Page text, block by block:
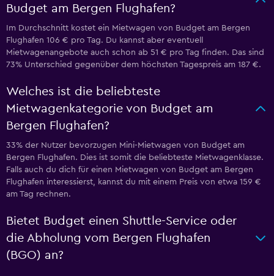
Budget am Bergen Flughafen?
Im Durchschnitt kostet ein Mietwagen von Budget am Bergen
Flughafen 106 € pro Tag. Du kannst aber eventuell
Mietwagenangebote auch schon ab 51 € pro Tag finden. Das sind
73% Unterschied gegenüber dem höchsten Tagespreis am 187 €.
Welches ist die beliebteste
Mietwagenkategorie von Budget am
Bergen Flughafen?
33% der Nutzer bevorzugen Mini-Mietwagen von Budget am
Bergen Flughafen. Dies ist somit die beliebteste Mietwagenklasse.
Falls auch du dich für einen Mietwagen von Budget am Bergen
Flughafen interessierst, kannst du mit einem Preis von etwa 159 €
am Tag rechnen.
Bietet Budget einen Shuttle-Service oder
die Abholung vom Bergen Flughafen
(BGO) an?